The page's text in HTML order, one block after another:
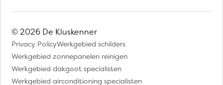
© 2026 De Kluskenner
Privacy PolicyWerkgebied schilders
Werkgebied zonnepanelen reinigen
Werkgebied dakgoot specialisten
Werkgebied airconditioning specialisten